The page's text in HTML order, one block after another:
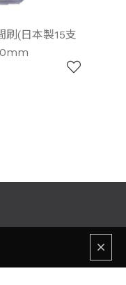
刷(日本製15支